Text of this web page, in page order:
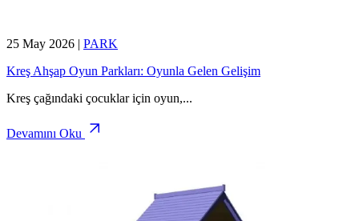
25 May 2026 | PARK
Kreş Ahşap Oyun Parkları: Oyunla Gelen Gelişim
Kreş çağındaki çocuklar için oyun,...
Devamını Oku